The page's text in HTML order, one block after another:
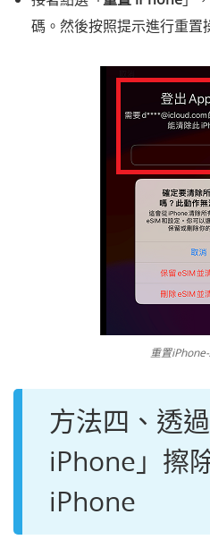
碼。然後按照提示進行重置
重置
方法四、透
iPhone」擦
iPhone